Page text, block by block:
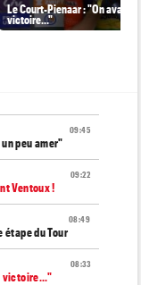
Le Court-Pienaar : "On avait
victoire..."
09:45
peu amer"
09:22
Ventoux !
08:49
étape du Tour
08:33
victoire..."